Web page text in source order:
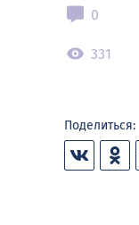
0
331
Поделиться: